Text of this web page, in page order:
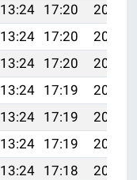
13:24 17:20
20:43
13:24 17:20
20:42
13:24 17:20
20:41
13:24 17:19
20:40
13:24 17:19
20:39
13:24 17:19
20:38
13:24 17:18
20:37